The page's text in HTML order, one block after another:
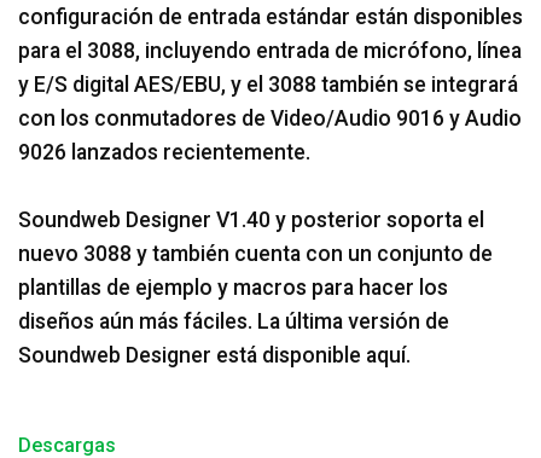
configuración de entrada estándar están disponibles
para el 3088, incluyendo entrada de micrófono, línea
y E/S digital AES/EBU, y el 3088 también se integrará
con los conmutadores de Video/Audio 9016 y Audio
9026 lanzados recientemente.
Soundweb Designer V1.40 y posterior soporta el
nuevo 3088 y también cuenta con un conjunto de
plantillas de ejemplo y macros para hacer los
diseños aún más fáciles. La última versión de
Soundweb Designer está disponible aquí.
Descargas